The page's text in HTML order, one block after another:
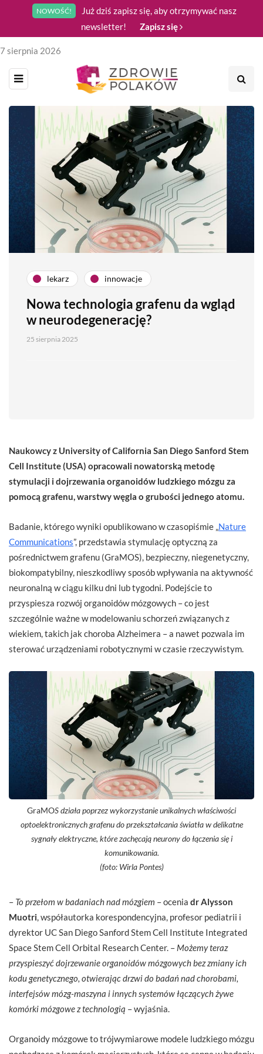
NOWOŚĆ!
Już dziś zapisz się, aby otrzymywać nasz
newsletter!
Zapisz się
7 sierpnia 2026
lekarz innowacje
Nowa technologia grafenu da wgląd
w neurodegenerację?
25 sierpnia 2025
Naukowcy z University of California San Diego Sanford Stem
Cell Institute (USA) opracowali nowatorską metodę
stymulacji i dojrzewania organoidów ludzkiego mózgu za
pomocą grafenu, warstwy węgla o grubości jednego atomu.
Badanie, którego wyniki opublikowano w czasopiśmie „ Nature
Communications”, przedstawia stymulację optyczną za
pośrednictwem grafenu (GraMOS), bezpieczny, niegenetyczny,
biokompatybilny, nieszkodliwy sposób wpływania na aktywność
neuronalną w ciągu kilku dni lub tygodni. Podejście to
przyspiesza rozwój organoidów mózgowych – co jest
szczególnie ważne w modelowaniu schorzeń związanych z
wiekiem, takich jak choroba Alzheimera – a nawet pozwala im
sterować urządzeniami robotycznymi w czasie rzeczywistym.
GraMOS działa poprzez wykorzystanie unikalnych właściwości
optoelektronicznych grafenu do przekształcania światła w delikatne
sygnały elektryczne, które zachęcają neurony do łączenia się i
komunikowania.
(foto: Wirla Pontes)
– To przełom w badaniach nad mózgiem – ocenia dr Alysson
Muotri, współautorka korespondencyjna, profesor pediatrii i
dyrektor UC San Diego Sanford Stem Cell Institute Integrated
Space Stem Cell Orbital Research Center. – Możemy teraz
przyspieszyć dojrzewanie organoidów mózgowych bez zmiany ich
kodu genetycznego, otwierając drzwi do badań nad chorobami,
interfejsów mózg-maszyna i innych systemów łączących żywe
komórki mózgowe z technologią – wyjaśnia.
Organoidy mózgowe to trójwymiarowe modele ludzkiego mózgu